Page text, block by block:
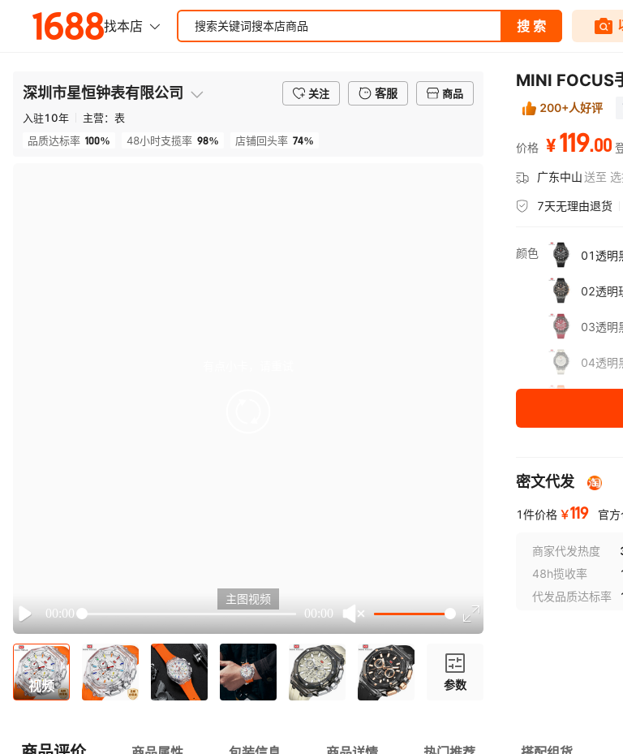
深圳市星恒钟表有限公司 关注 客服
商品
入驻10年 主营： 表
品质达标率 100% 48小时支揽率 98% 店铺回头率 74%
Play
00:00 00:00
主图视频
视频 参数
MINI FOCUS
200+人好评
价格 ¥119.00
广东中山送至
7天无理由退货
颜色 01透明
02透明
03透明
04透明
密文代发
1件价格 ￥119 官
商家代发热度
48h揽收率
代发品质达标率